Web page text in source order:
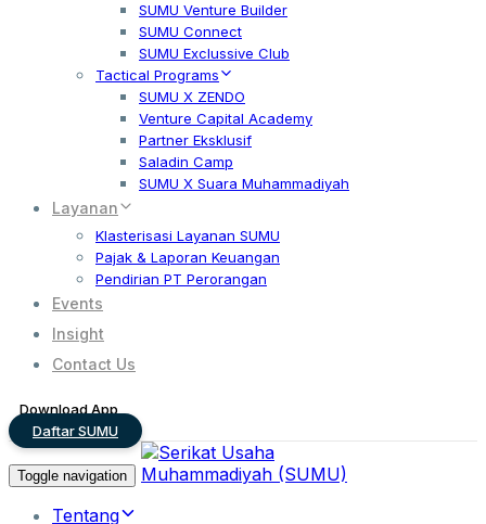
SUMU Venture Builder
SUMU Connect
SUMU Exclussive Club
Tactical Programs
SUMU X ZENDO
Venture Capital Academy
Partner Eksklusif
Saladin Camp
SUMU X Suara Muhammadiyah
Layanan
Klasterisasi Layanan SUMU
Pajak & Laporan Keuangan
Pendirian PT Perorangan
Events
Insight
Contact Us
Download App
Daftar SUMU
Toggle navigation
Tentang